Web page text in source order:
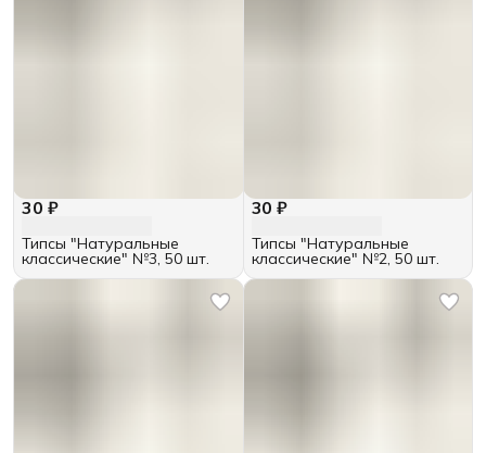
30 ₽
Типсы "Натуральные
классические" №3, 50 шт.
30 ₽
Типсы "Натуральные
классические" №2, 50 шт.